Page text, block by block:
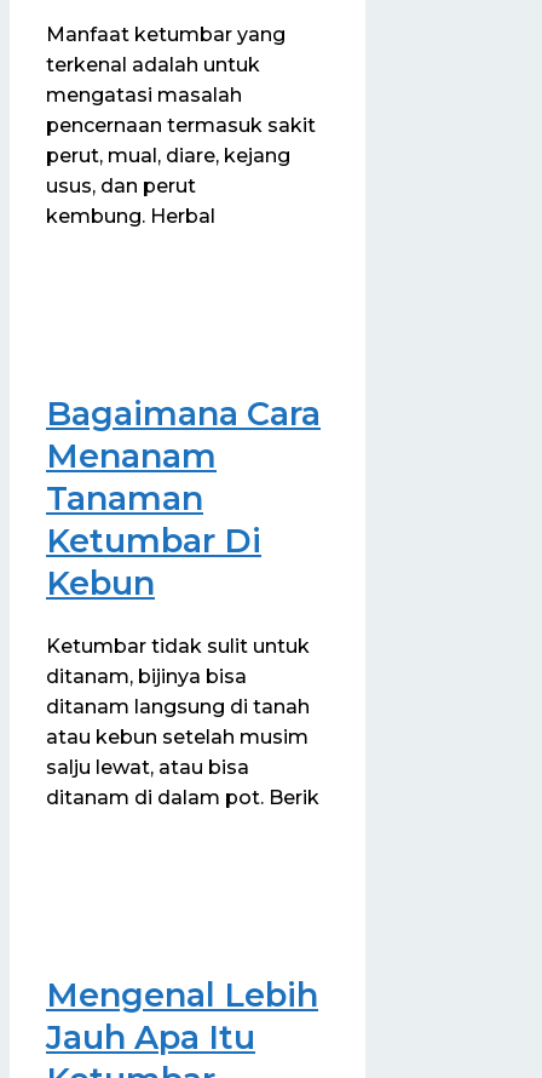
Manfaat ketumbar yang
terkenal adalah untuk
mengatasi masalah
pencernaan termasuk sakit
perut, mual, diare, kejang
usus, dan perut
kembung. Herbal
Bagaimana Cara
Menanam
Tanaman
Ketumbar Di
Kebun
Ketumbar tidak sulit untuk
ditanam, bijinya bisa
ditanam langsung di tanah
atau kebun setelah musim
salju lewat, atau bisa
ditanam di dalam pot. Berik
Mengenal Lebih
Jauh Apa Itu